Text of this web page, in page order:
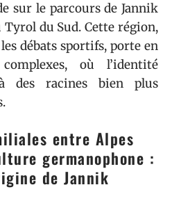
sur le parcours de Jannik
du Sud. Cette région,
débats sportifs, porte en
où l’identité
des racines bien plus
entre Alpes
germanophone :
de Jannik